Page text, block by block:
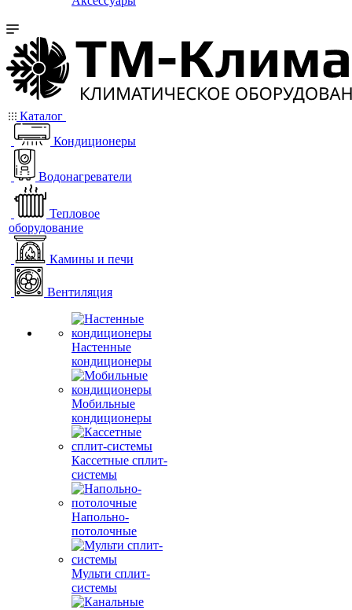
Каталог
Кондиционеры
Водонагреватели
Тепловое
оборудование
Камины и печи
Вентиляция
Настенные
кондиционеры
Мобильные
кондиционеры
Кассетные сплит-
системы
Напольно-
потолочные
Мульти сплит-
системы